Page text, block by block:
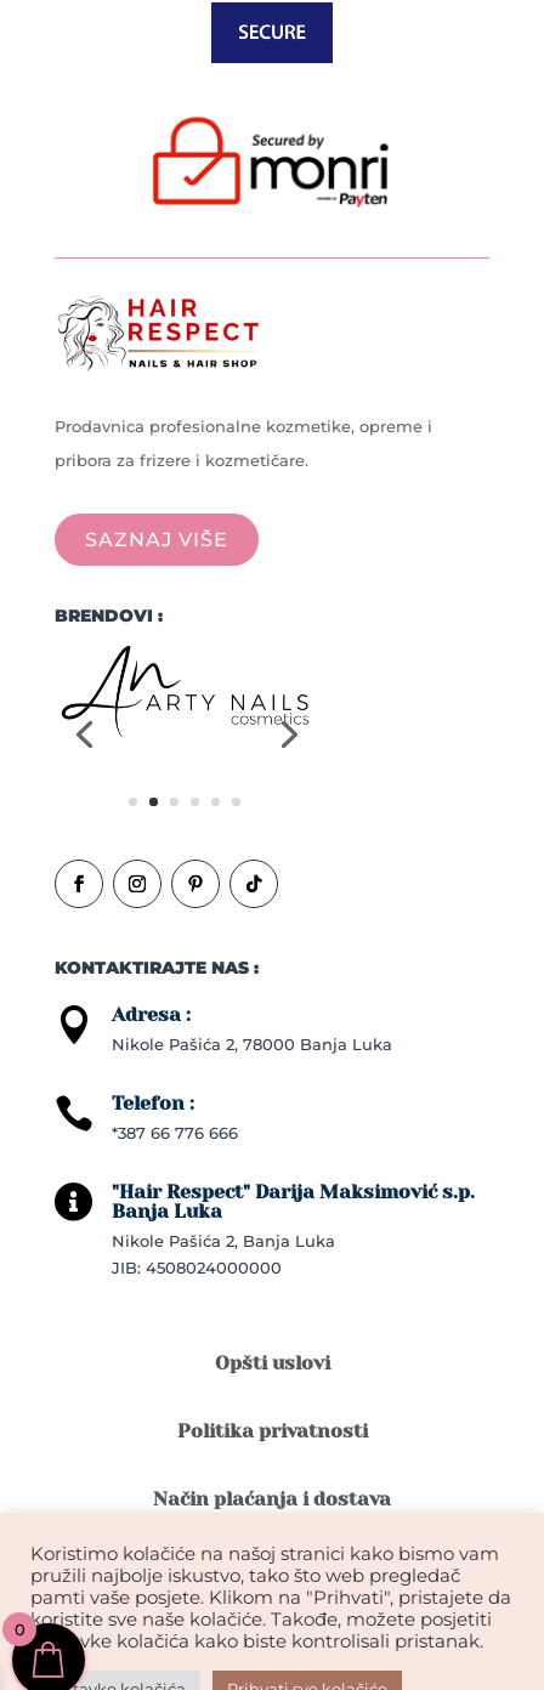
Prodavnica profesionalne kozmetike, opreme i
pribora za frizere i kozmetičare.
SAZNAJ VIŠE
BRENDOVI :
KONTAKTIRAJTE NAS :
 Adresa :
Nikole Pašića 2, 78000 Banja Luka
 Telefon :
*387 66 776 666

"Hair Respect" Darija Maksimović s.p.
Banja Luka
Nikole Pašića 2, Banja Luka
JIB: 4508024000000
Opšti uslovi
Politika privatnosti
Način plaćanja i dostava
Reklamacije i povrat robe
Garancija na kvalitet ekstenzija
Koristimo kolačiće na našoj stranici kako bismo vam
pružili najbolje iskustvo, tako što web pregledač
pamti vaše posjete. Klikom na "Prihvati", pristajete da
koristite sve naše kolačiće. Takođe, možete posjetiti
postavke kolačića kako biste kontrolisali pristanak.
0